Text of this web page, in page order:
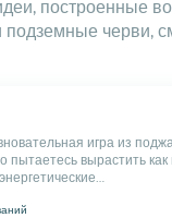
построенные
подземные черви,
игра из
пытаетесь вырастить